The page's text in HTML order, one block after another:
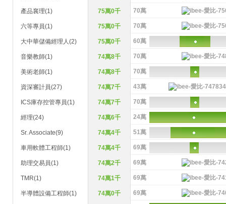
產品襄理(1) 75萬0千 70萬
六等專員(1) 75萬0千 70萬
大中華儲備經理人(2) 75萬0千 60萬
音樂教師(1) 74萬8千 70萬
美術老師(1) 74萬8千 70萬
資深審計員(27) 74萬7千 43萬
ICS庫存控管專員(1) 74萬7千 70萬
經理(24) 74萬6千 24萬
Sr. Associate(9) 74萬4千 51萬
車用軟體工程師(1) 74萬4千 69萬
助理交易員(1) 74萬2千 69萬
TMR(1) 74萬1千 69萬
半導體設備工程師(1) 74萬0千 69萬